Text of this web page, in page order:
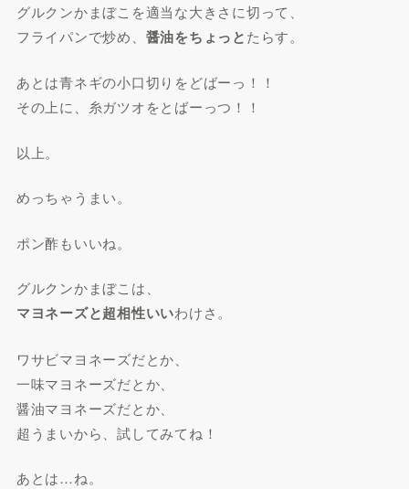
グルクンかまぼこを適当な大きさに切って、
フライパンで炒め、 醤油をちょっとたらす。
あとは青ネギの小口切りをどばーっ！！
その上に、糸ガツオをとばーっつ！！
以上。
めっちゃうまい。
ポン酢もいいね。
グルクンかまぼこは、
マヨネーズと超相性いいわけさ。
ワサビマヨネーズだとか、
一味マヨネーズだとか、
醤油マヨネーズだとか、
超うまいから、試してみてね！
あとは…ね。